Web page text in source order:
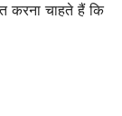
करना चाहते हैं कि